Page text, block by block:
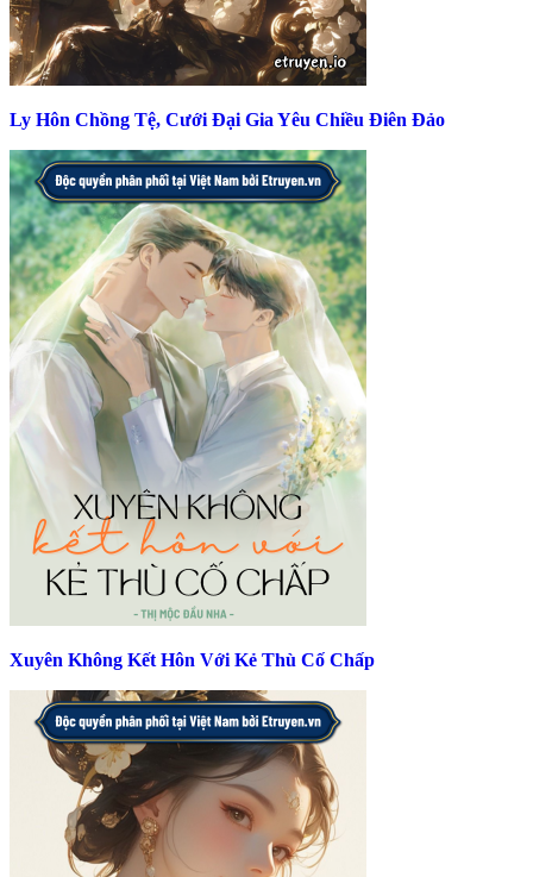
Ly Hôn Chồng Tệ, Cưới Đại Gia Yêu Chiều Điên Đảo
Xuyên Không Kết Hôn Với Kẻ Thù Cố Chấp